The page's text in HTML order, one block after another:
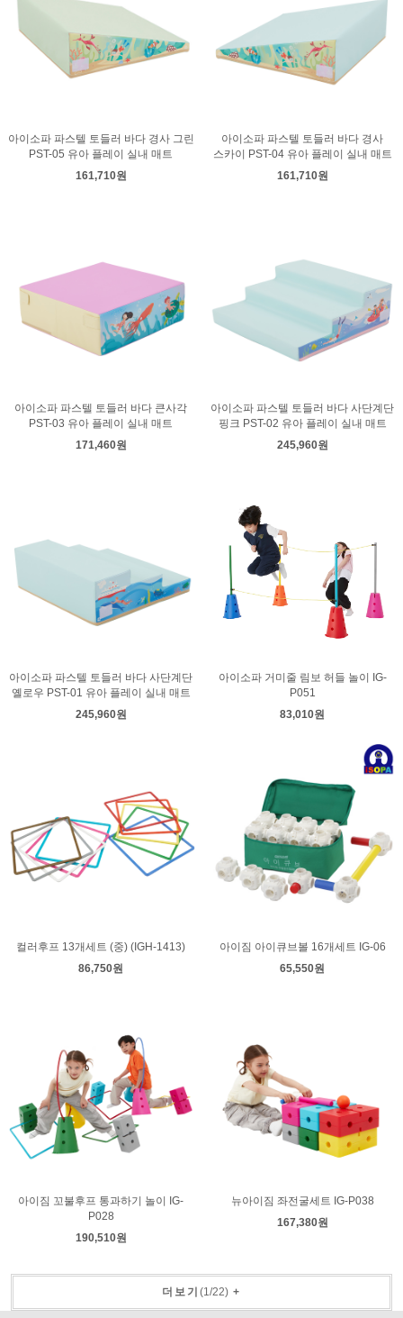
아이소파 파스텔 토들러 바다 경사 그린
PST-05 유아 플레이 실내 매트
161,710원
아이소파 파스텔 토들러 바다 경사
스카이 PST-04 유아 플레이 실내 매트
161,710원
아이소파 파스텔 토들러 바다 큰사각
PST-03 유아 플레이 실내 매트
171,460원
아이소파 파스텔 토들러 바다 사단계단
핑크 PST-02 유아 플레이 실내 매트
245,960원
아이소파 파스텔 토들러 바다 사단계단
옐로우 PST-01 유아 플레이 실내 매트
245,960원
아이소파 거미줄 림보 허들 놀이 IG-
P051
83,010원
컬러후프 13개세트 (중) (IGH-1413)
86,750원
아이짐 아이큐브볼 16개세트 IG-06
65,550원
아이짐 꼬불후프 통과하기 놀이 IG-
P028
190,510원
뉴아이짐 좌전굴세트 IG-P038
167,380원
더보기 (1/22) +